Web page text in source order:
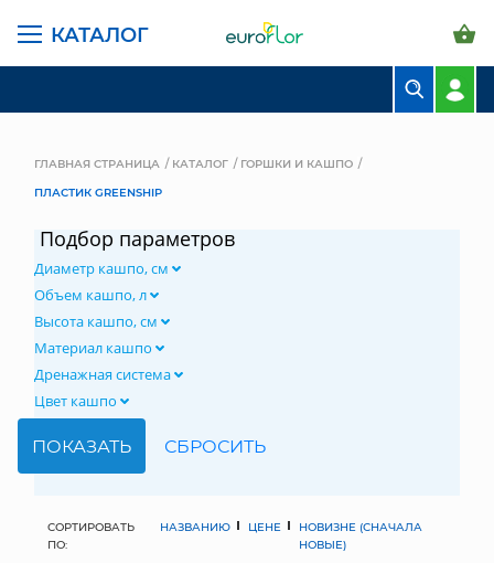
КАТАЛОГ
СВАДЕБНАЯ ФЛОРИСТИКА
МЯГКИЕ ИГРУШКИ
ГЛАВНАЯ СТРАНИЦА КАТАЛОГ
ГОРШКИ И КАШПО
ПЛАСТИК GREENSHIP
Подбор параметров
Диаметр кашпо, см
Объем кашпо, л
Высота кашпо, см
Материал кашпо
Дренажная система
Цвет кашпо
СОРТИРОВАТЬ
ПО:
НАЗВАНИЮ ЦЕНЕ
НОВИЗНЕ (СНАЧАЛА
НОВЫЕ)